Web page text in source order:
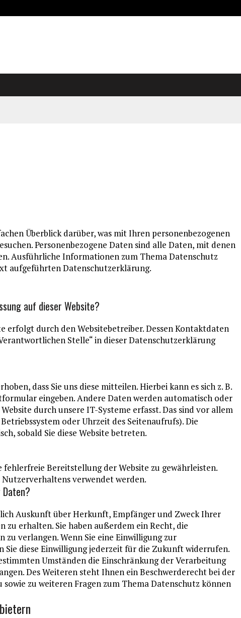
Überblick darüber, was mit Ihren personenbezogenen
Personenbezogene Daten sind alle Daten, mit denen
Ausführliche Informationen zum Thema Datenschutz
aufgeführten Datenschutzerklärung.
auf dieser Website?
erfolgt durch den Websitebetreiber. Dessen Kontaktdaten
Stelle“ in dieser Datenschutzerklärung
dass Sie uns diese mitteilen. Hierbei kann es sich z. B.
eingeben. Andere Daten werden automatisch oder
durch unsere IT-Systeme erfasst. Das sind vor allem
oder Uhrzeit des Seitenaufrufs). Die
sobald Sie diese Website betreten.
Bereitstellung der Website zu gewährleisten.
verwendet werden.
Auskunft über Herkunft, Empfänger und Zweck Ihrer
zu erhalten. Sie haben außerdem ein Recht, die
verlangen. Wenn Sie eine Einwilligung zur
diese Einwilligung jederzeit für die Zukunft widerrufen.
Umständen die Einschränkung der Verarbeitung
Des Weiteren steht Ihnen ein Beschwerderecht bei der
zu weiteren Fragen zum Thema Datenschutz können